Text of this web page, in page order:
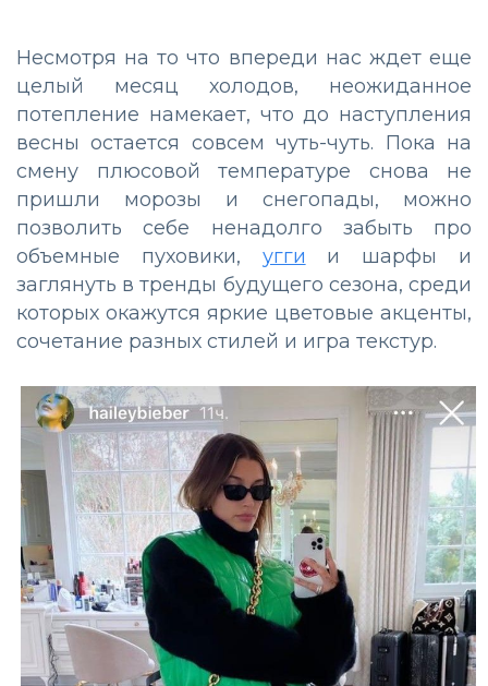
Несмотря на то что впереди нас ждет еще
целый месяц холодов, неожиданное
потепление намекает, что до наступления
весны остается совсем чуть-чуть. Пока на
смену плюсовой температуре снова не
пришли морозы и снегопады, можно
позволить себе ненадолго забыть про
объемные пуховики, угги и шарфы и
заглянуть в тренды будущего сезона, среди
которых окажутся яркие цветовые акценты,
сочетание разных стилей и игра текстур.